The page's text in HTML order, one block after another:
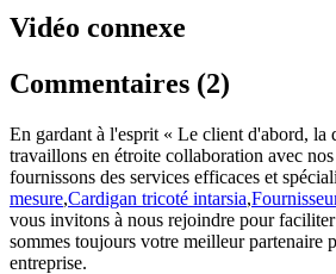
Vidéo connexe
Commentaires (2)
En gardant à l'esprit « Le client d'abord, la
travaillons en étroite collaboration avec
fournissons des services efficaces et
mesure,Cardigan tricoté intarsia,
vous invitons à nous rejoindre pour
sommes toujours votre meilleur partenaire
entreprise.